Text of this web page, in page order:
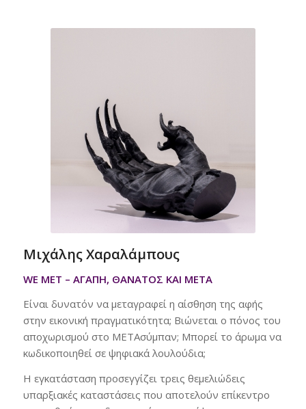
Μιχάλης Χαραλάμπους
WE MET – ΑΓΑΠΗ, ΘΑΝΑΤΟΣ ΚΑΙ META
Είναι δυνατόν να μεταγραφεί η αίσθηση της αφής
στην εικονική πραγματικότητα; Βιώνεται ο πόνος του
αποχωρισμού στο METΑσύμπαν; Μπορεί το άρωμα να
κωδικοποιηθεί σε ψηφιακά λουλούδια;
Η εγκατάσταση προσεγγίζει τρεις θεμελιώδεις
υπαρξιακές καταστάσεις που αποτελούν επίκεντρο